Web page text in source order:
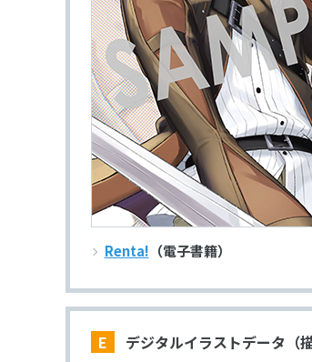
Renta! （電子書籍）
E デジタルイラストデータ（